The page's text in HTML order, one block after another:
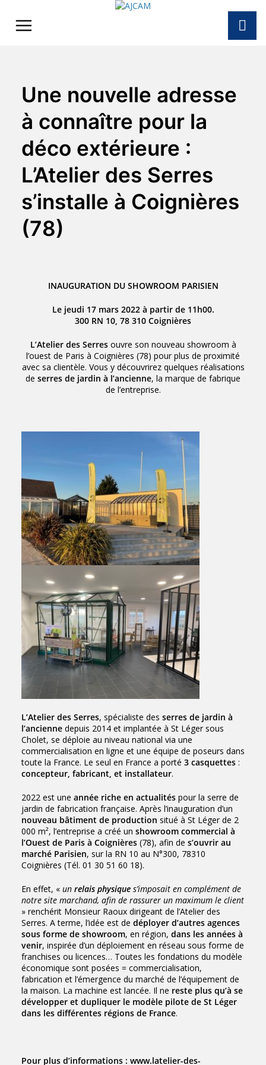
content
Une nouvelle adresse
à connaître pour la
déco extérieure :
L’Atelier des Serres
s’installe à Coignières
(78)
INAUGURATION DU SHOWROOM PARISIEN
Le jeudi 17 mars 2022 à partir de 11h00.
300 RN 10, 78 310 Coignières
L’Atelier des Serresouvre son nouveau showroom à
l’ouest de Paris à Coignières (78) pour plus de proximité
avec sa clientèle. Vous y découvrirez quelques réalisations
de serres de jardin à l’ancienne, la marque de fabrique
de l’entreprise.
L’Atelier des Serres, spécialiste des serres de jardin à
l’ancienne depuis 2014 et implantée à St Léger sous
Cholet, se déploie au niveau national via une
commercialisation en ligne et une équipe de poseurs dans
toute la France. Le seul en France a porté 3 casquettes :
concepteur, fabricant, et installateur.
2022 est une année riche en actualités pour la serre de
jardin de fabrication française. Après l’inauguration d’un
nouveau bâtiment de production situé à St Léger de 2
000 m², l’entreprise a créé un showroom commercial à
l’Ouest de Paris à Coignières (78), afin de s’ouvrir au
marché Parisien, sur la RN 10 au N°300, 78310
Coignières (Tél. 01 30 51 60 18).
En effet, « un relais physique s’imposait en complément de
notre site marchand, afin de rassurer un maximum le client
» renchérit Monsieur Raoux dirigeant de l’Atelier des
Serres. A terme, l’idée est de déployer d’autres agences
sous forme de showroom, en région, dans les années à
venir, inspirée d’un déploiement en réseau sous forme de
franchises ou licences… Toutes les fondations du modèle
économique sont posées = commercialisation,
fabrication et l’émergence du marché de l’équipement de
la maison. La machine est lancée. Il ne reste plus qu’à se
développer et dupliquer le modèle pilote de St Léger
dans les différentes régions de France.
Pour plus d’informations : www.latelier-des-